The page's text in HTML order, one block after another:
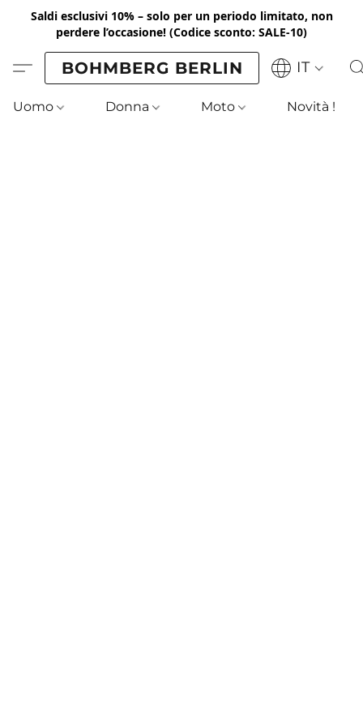
Saldi esclusivi 10% – solo per un periodo limitato, non
perdere l’occasione! (Codice sconto: SALE-10)
BOHMBERG BERLIN IT
Uomo Donna Moto Novità !